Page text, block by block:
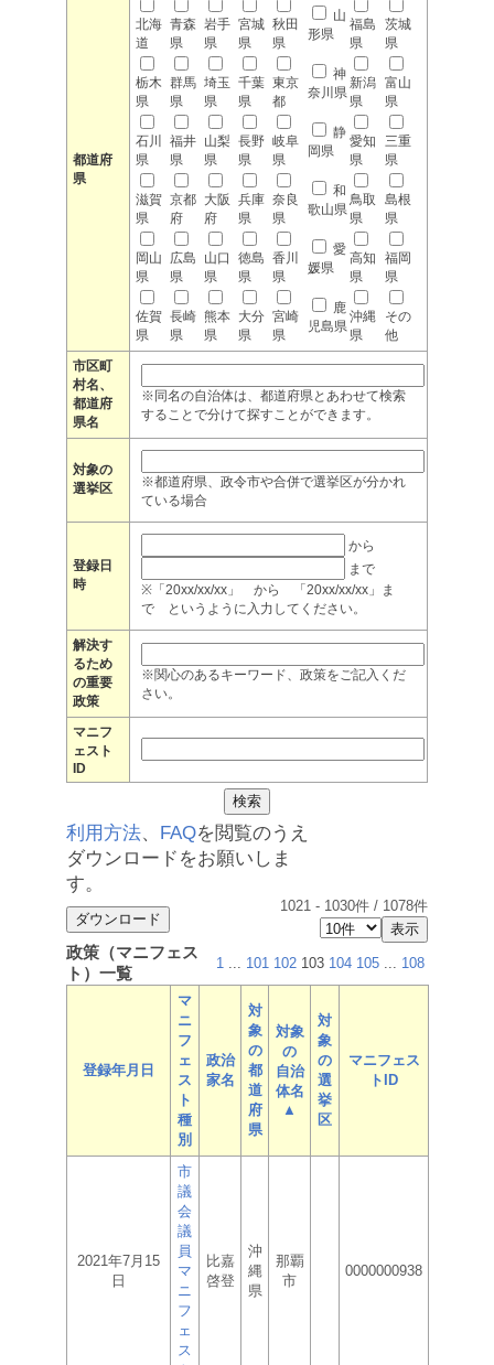
都道府
県
北海
道
青森
県
岩手
県
宮城
県
秋田
県
山
形県
福島
県
茨城
県
栃木
県
群馬
県
埼玉
県
千葉
県
東京
都
神
奈川県
新潟
県
富山
県
石川
県
福井
県
山梨
県
長野
県
岐阜
県
静
岡県
愛知
県
三重
県
滋賀
県
京都
府
大阪
府
兵庫
県
奈良
県
和
歌山県
鳥取
県
島根
県
岡山
県
広島
県
山口
県
徳島
県
香川
県
愛
媛県
高知
県
福岡
県
佐賀
県
長崎
県
熊本
県
大分
県
宮崎
県
鹿
児島県
沖縄
県
その
他
市区町
村名、
都道府
県名
※同名の自治体は、都道府県とあわせて検索
することで分けて探すことができます。
対象の
選挙区
※都道府県、政令市や合併で選挙区が分かれ
ている場合
登録日
時
から
まで
※「20xx/xx/xx」 から 「20xx/xx/xx」ま
で というように入力してください。
解決す
るため
の重要
政策
※関心のあるキーワード、政策をご記入くだ
さい。
マニフ
ェスト
ID
利用方法、 FAQを閲覧のうえ
ダウンロードをお願いしま
す。
1021 - 1030件 / 1078件
政策（マニフェス
ト）一覧
1 ... 101 102 103 104 105 ... 108
登録年月日
マ
ニ
フ
ェ
ス
ト
種
別
政治
家名
対
象
の
都
道
府
県
対象
の
自治
体名
▲
対
象
の
選
挙
区
マニフェス
トID
2021年7月15
日
市
議
会
議
員
マ
ニ
フ
ェ
ス
比嘉
啓登
沖
縄
県
那覇
市
0000000938